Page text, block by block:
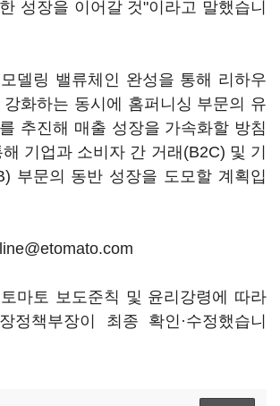
성장을 이어갈 것"이라고 말했습니
델링 밸류체인 완성을 통해 리하우
화하는 동시에 홈퍼니싱 부문의 유
추진해 매출 성장을 가속화할 방침
기업과 소비자 간 거래(B2C) 및 기
부문의 동반 성장을 도모할 계획입
마토 보도준칙 및 윤리강령에 따라
정책부장이 최종 확인·수정했습니